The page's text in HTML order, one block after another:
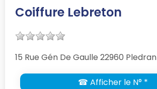
Coiffure Lebreton
15 Rue Gén De Gaulle 22960 Pledran
☎ Afficher le N° *